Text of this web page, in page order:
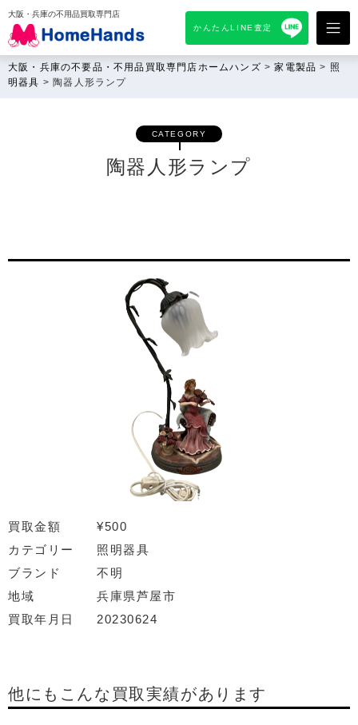
大阪・兵庫の不用品買取専門店
かんたんLINE査定
大阪・兵庫の不要品・不用品買取専門店ホームハンズ >家電製品 > 照
明器具 > 陶器人形ランプ
CATEGORY
陶器人形ランプ
買取金額
¥500
カテゴリー
照明器具
ブランド
不明
地域
兵庫県芦屋市
買取年月日
20230624
他にもこんな買取実績があります